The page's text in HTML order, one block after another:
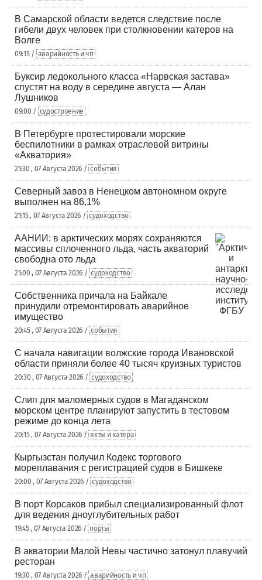
В Самарской области ведется следствие после
гибели двух человек при столкновении катеров на
Волге
09:15 / аварийность и чп
Буксир ледокольного класса «Нарвская застава»
спустят на воду в середине августа — Алан
Лушников
09:00 / судостроение
В Петербурге протестировали морские
беспилотники в рамках отраслевой витрины
«Акватория»
21:30 , 07 Августа 2026 / события
Северный завоз в Ненецком автономном округе
выполнен на 86,1%
21:15 , 07 Августа 2026 / судоходство
ААНИИ: в арктических морях сохраняются
массивы сплоченного льда, часть акваторий
свободна ото льда
21:00 , 07 Августа 2026 / судоходство
Собственника причала на Байкале
принудили отремонтировать аварийное
имущество
20:45 , 07 Августа 2026 / события
С начала навигации волжские города Ивановской
области приняли более 40 тысяч круизных туристов
20:30 , 07 Августа 2026 / судоходство
Слип для маломерных судов в Магаданском
морском центре планируют запустить в тестовом
режиме до конца лета
20:15 , 07 Августа 2026 / яхты и катера
Кыргызстан получил Кодекс торгового
мореплавания с регистрацией судов в Бишкеке
20:00 , 07 Августа 2026 / судоходство
В порт Корсаков прибыл специализированный флот
для ведения дноуглубительных работ
19:45 , 07 Августа 2026 / порты
В акватории Малой Невы частично затонул плавучий
ресторан
19:30 , 07 Августа 2026 / аварийность и чп